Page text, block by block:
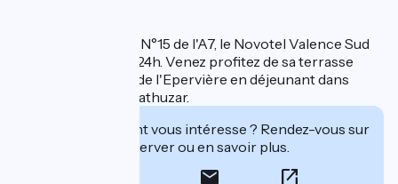
Proche de la sortie N°15 de l'A7, le Novotel Valence Sud
vous accueille 24h/24h. Venez profitez de sa terrasse
ombragée au bord de l'Epervière en déjeunant dans
notre restaurant Mathuzar.
Cet établissement vous intéresse ? Rendez-vous sur
leur site pour réserver ou en savoir plus.